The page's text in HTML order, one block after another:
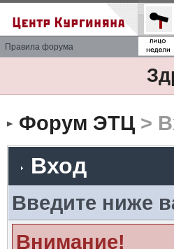
Правила форума
Форум ЭТЦ>
Вход
Введите ниже
Внимание!